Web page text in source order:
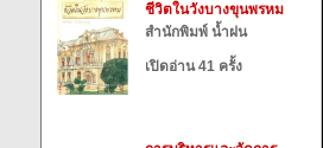
ชีวิตในวังบางขุนพรหม
สำนักพิมพ์ น้ำฝน
เปิดอ่าน 41 ครั้ง